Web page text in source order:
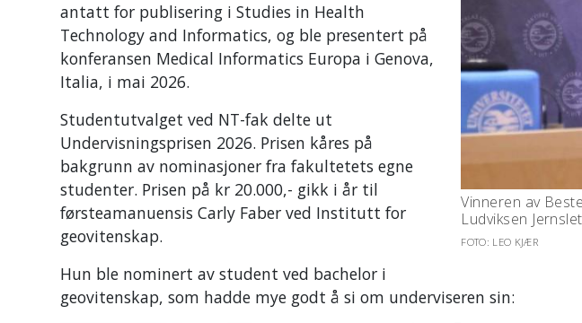
Vinneren av
Ludviksen
FOTO: LEO KJÆR
antatt for publisering i Studies in Health
Technology and Informatics, og ble presentert på
konferansen Medical Informatics Europa i Genova,
Italia, i mai 2026.
Studentutvalget ved NT-fak delte ut
Undervisningsprisen 2026. Prisen kåres på
bakgrunn av nominasjoner fra fakultetets egne
studenter. Prisen på kr 20.000,- gikk i år til
førsteamanuensis Carly Faber ved Institutt for
geovitenskap.
Hun ble nominert av student ved bachelor i
geovitenskap, som hadde mye godt å si om underviseren sin: